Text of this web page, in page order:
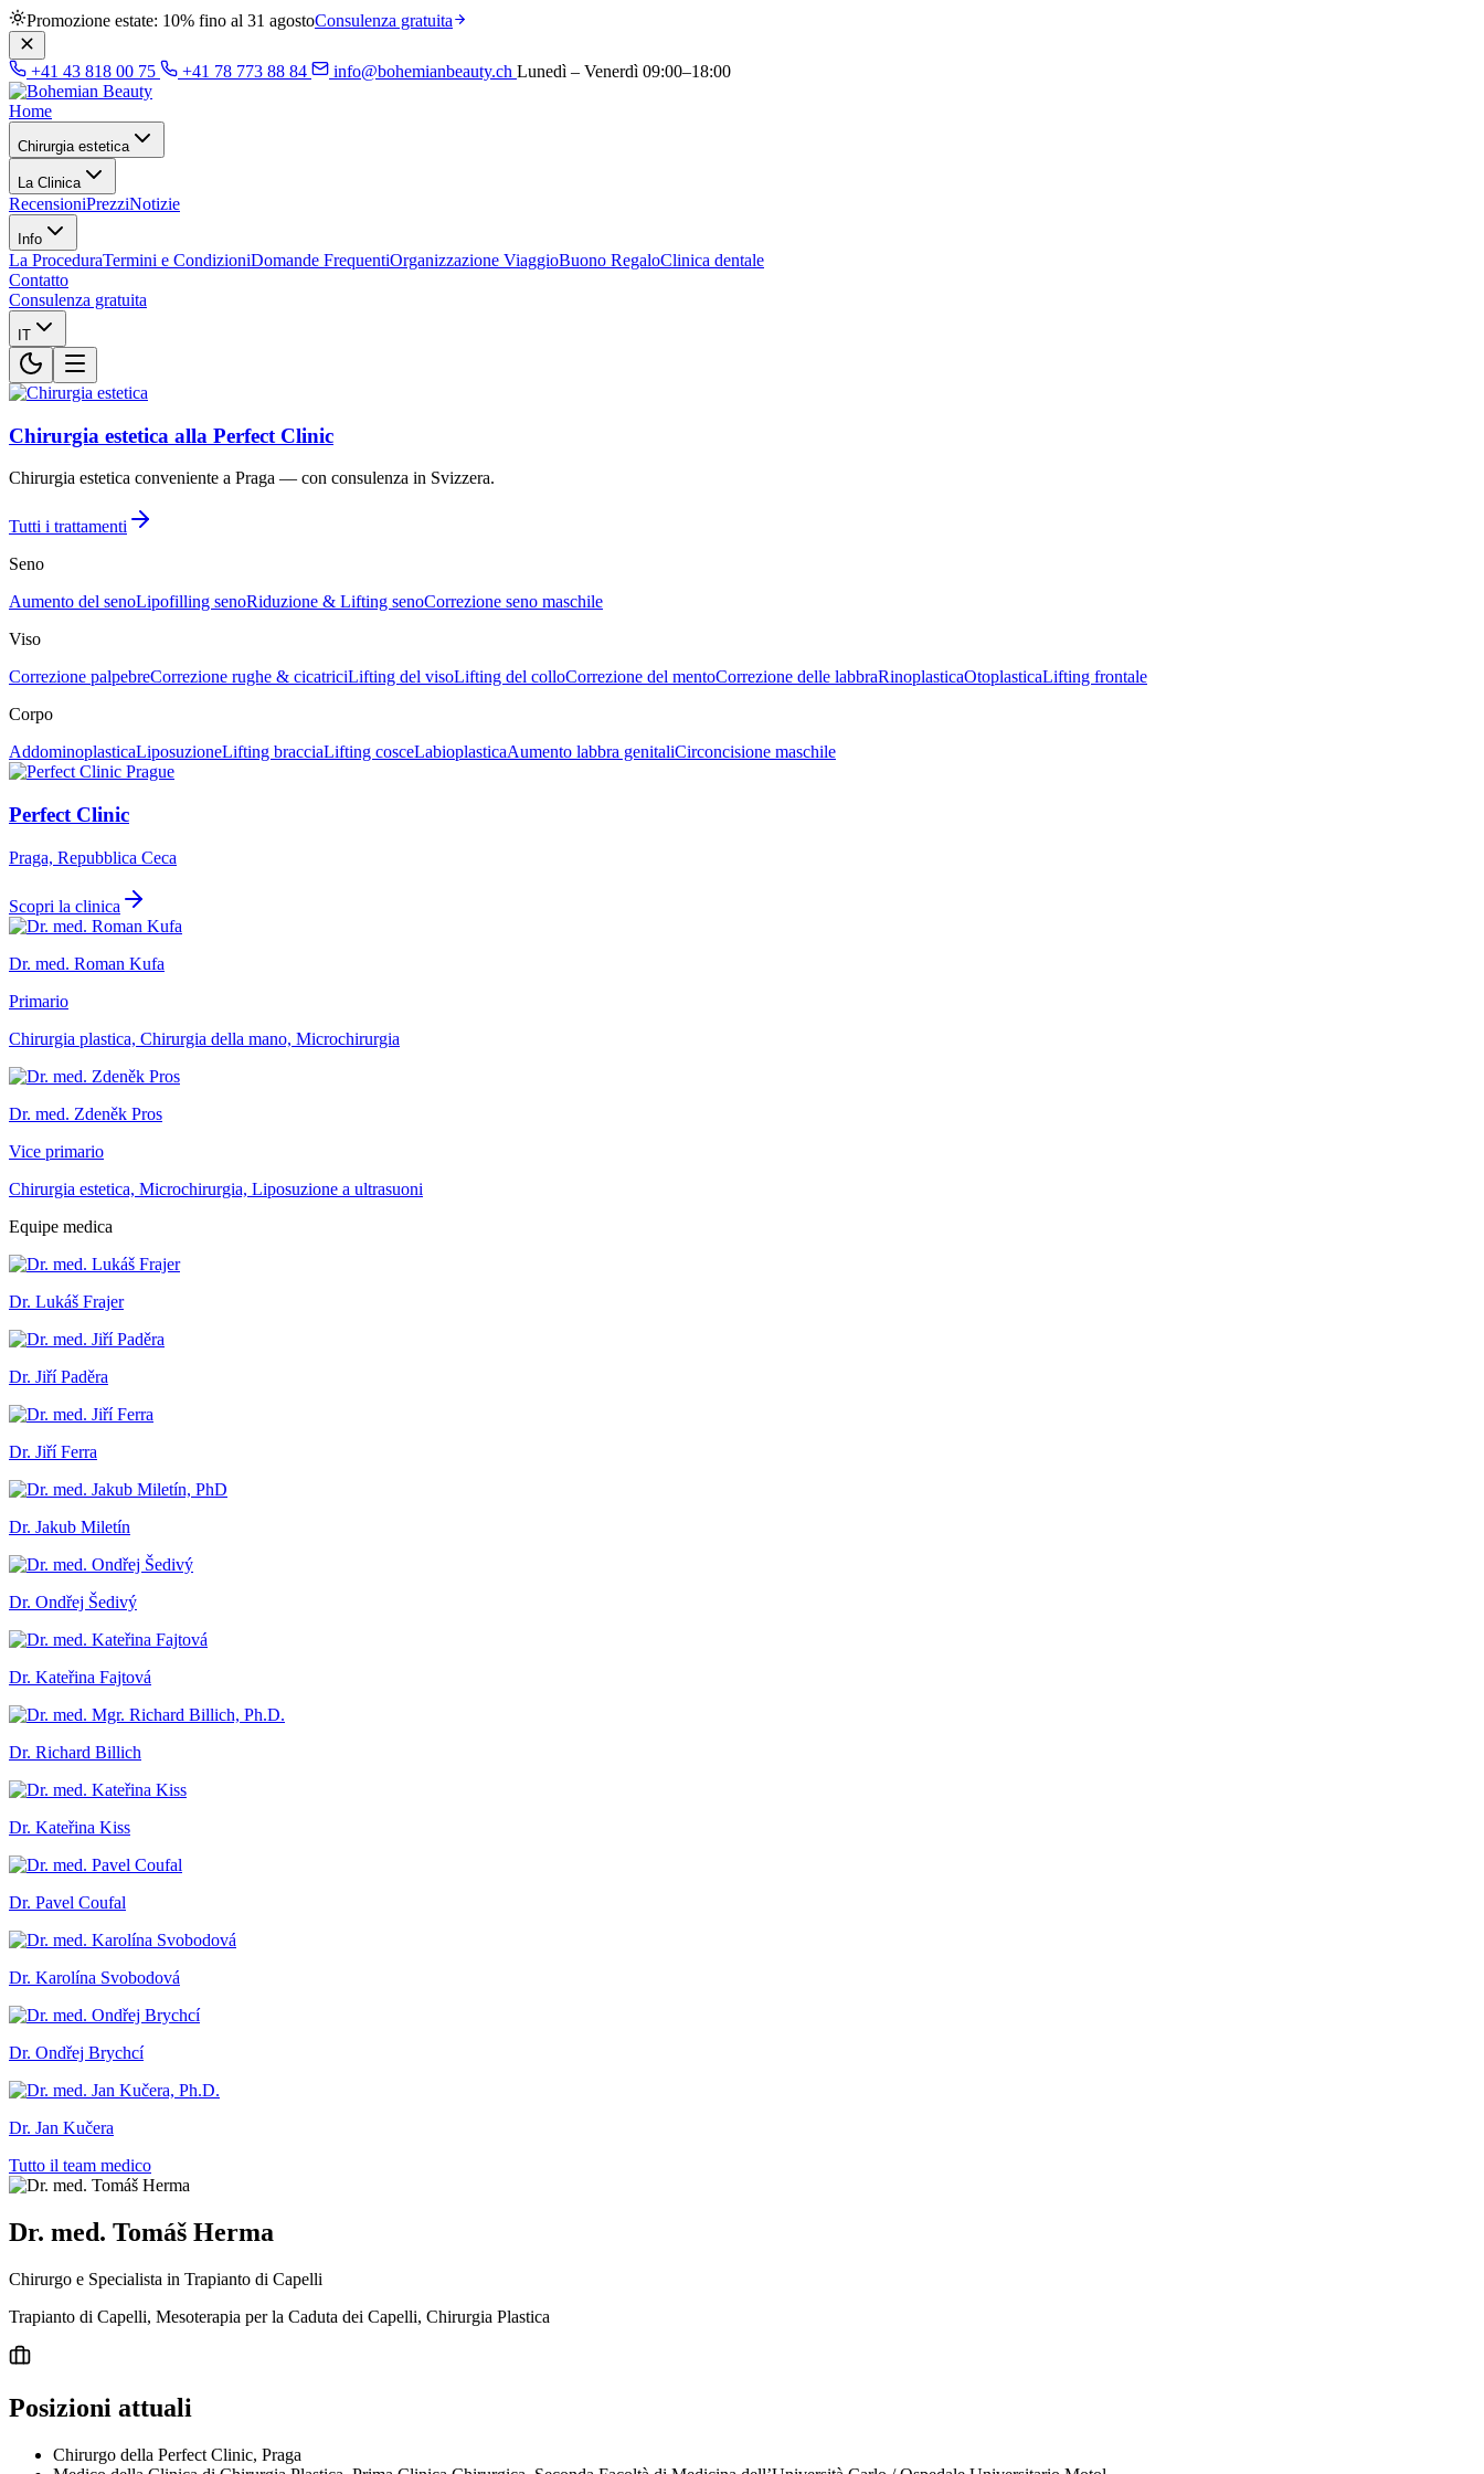
Promozione estate: 10% fino al 31 agostoConsulenza gratuita
+41 43 818 00 75 +41 78 773 88 84 info@bohemianbeauty.ch Lunedì – Venerdì 09:00–18:00
Home
Chirurgia estetica
La Clinica
RecensioniPrezziNotizie
Info
La ProceduraTermini e CondizioniDomande FrequentiOrganizzazione ViaggioBuono RegaloClinica dentale
Contatto
Consulenza gratuita
IT
Chirurgia estetica alla Perfect Clinic
Chirurgia estetica conveniente a Praga — con consulenza in Svizzera.
Tutti i trattamenti
Seno
Aumento del senoLipofilling senoRiduzione & Lifting senoCorrezione seno maschile
Viso
Correzione palpebreCorrezione rughe & cicatriciLifting del visoLifting del colloCorrezione del mentoCorrezione delle labbraRinoplasticaOtoplasticaLifting frontale
Corpo
AddominoplasticaLiposuzioneLifting bracciaLifting cosceLabioplasticaAumento labbra genitaliCirconcisione maschile
Perfect Clinic
Praga, Repubblica Ceca
Scopri la clinica
Dr. med. Roman Kufa
Primario
Chirurgia plastica, Chirurgia della mano, Microchirurgia
Dr. med. Zdeněk Pros
Vice primario
Chirurgia estetica, Microchirurgia, Liposuzione a ultrasuoni
Equipe medica
Dr. Lukáš Frajer
Dr. Jiří Paděra
Dr. Jiří Ferra
Dr. Jakub Miletín
Dr. Ondřej Šedivý
Dr. Kateřina Fajtová
Dr. Richard Billich
Dr. Kateřina Kiss
Dr. Pavel Coufal
Dr. Karolína Svobodová
Dr. Ondřej Brychcí
Dr. Jan Kučera
Tutto il team medico
Dr. med. Tomáš Herma
Chirurgo e Specialista in Trapianto di Capelli
Trapianto di Capelli, Mesoterapia per la Caduta dei Capelli, Chirurgia Plastica
Posizioni attuali
Chirurgo della Perfect Clinic, Praga